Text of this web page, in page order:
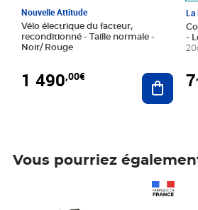
Nouvelle Attitude
Vélo électrique du facteur,
reconditionné - Taille normale -
Noir/ Rouge
1 490,00€ Ajouter
La
-
7
Vous pourriez